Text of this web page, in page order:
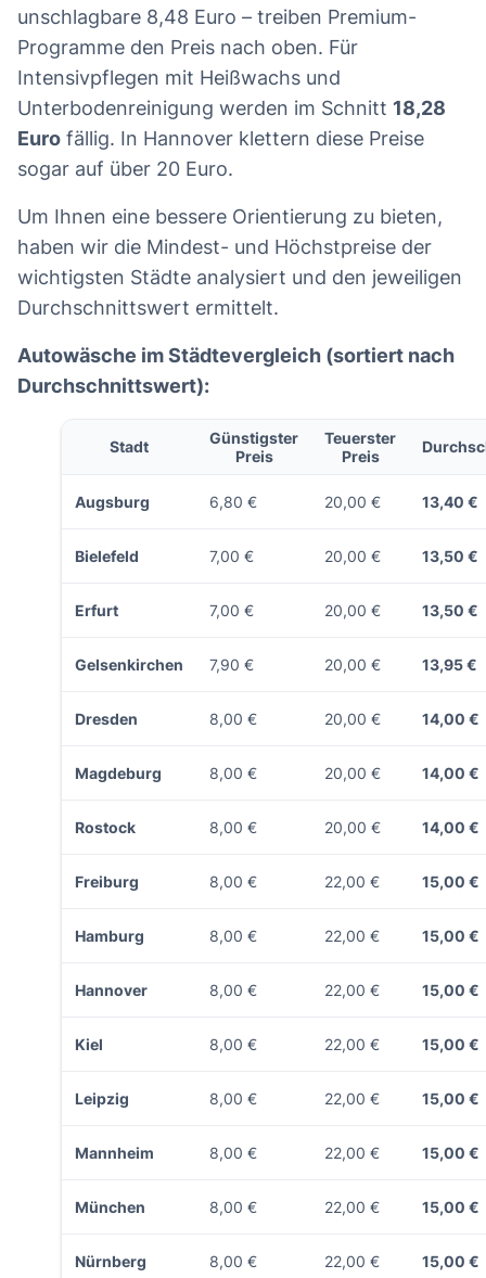
unschlagbare 8,48 Euro – treiben Premium-
Programme den Preis nach oben. Für
Intensivpflegen mit Heißwachs und
Unterbodenreinigung werden im Schnitt 18,28
Euro fällig. In Hannover klettern diese Preise
sogar auf über 20 Euro.
Um Ihnen eine bessere Orientierung zu bieten,
haben wir die Mindest- und Höchstpreise der
wichtigsten Städte analysiert und den jeweiligen
Durchschnittswert ermittelt.
Autowäsche im Städtevergleich (sortiert nach
Durchschnittswert):
Stadt
Günstigster
Preis
Teuerster
Preis
Augsburg 6,80 € 20,00 € 13,40 €
Bielefeld 7,00 € 20,00 € 13,50 €
Erfurt 7,00 € 20,00 € 13,50 €
Gelsenkirchen 7,90 € 20,00 € 13,95 €
Dresden 8,00 € 20,00 € 14,00 €
Magdeburg 8,00 € 20,00 € 14,00 €
Rostock 8,00 € 20,00 € 14,00 €
Freiburg 8,00 € 22,00 € 15,00 €
Hamburg 8,00 € 22,00 € 15,00 €
Hannover 8,00 € 22,00 € 15,00 €
Kiel 8,00 € 22,00 € 15,00 €
Leipzig 8,00 € 22,00 € 15,00 €
Mannheim 8,00 € 22,00 € 15,00 €
München 8,00 € 22,00 € 15,00 €
Nürnberg 8,00 € 22,00 € 15,00 €